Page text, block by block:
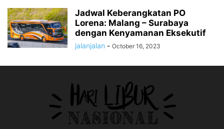
Jadwal Keberangkatan PO
Lorena: Malang – Surabaya
dengan Kenyamanan Eksekutif
jalanjalan - October 16, 2023